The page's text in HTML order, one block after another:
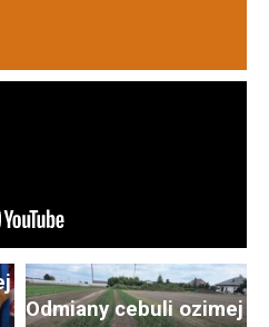
Odmiany cebuli ozimej